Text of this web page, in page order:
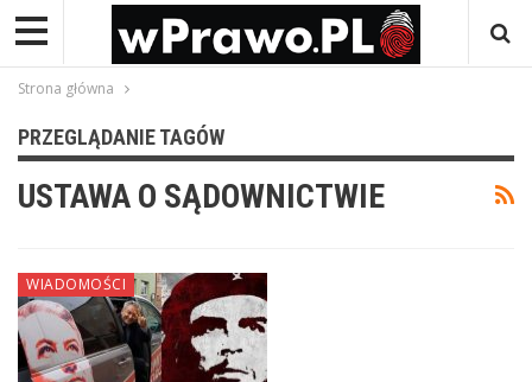
Strona główna
PRZEGLĄDANIE TAGÓW
USTAWA O SĄDOWNICTWIE
WIADOMOŚCI